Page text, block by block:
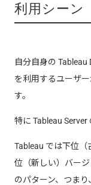
利用シーン
自分自身の
を利用するユーザ
す。
特に Tableau Server
Tableau では下位
位（新しい）バー
のパターン、つま